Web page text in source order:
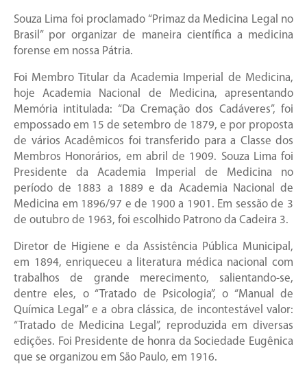
Souza Lima foi proclamado “Primaz da Medicina Legal no
Brasil” por organizar de maneira científica a medicina
forense em nossa Pátria.
Foi Membro Titular da Academia Imperial de Medicina,
hoje Academia Nacional de Medicina, apresentando
Memória intitulada: “Da Cremação dos Cadáveres”, foi
empossado em 15 de setembro de 1879, e por proposta
de vários Acadêmicos foi transferido para a Classe dos
Membros Honorários, em abril de 1909. Souza Lima foi
Presidente da Academia Imperial de Medicina no
período de 1883 a 1889 e da Academia Nacional de
Medicina em 1896/97 e de 1900 a 1901. Em sessão de 3
de outubro de 1963, foi escolhido Patrono da Cadeira 3.
Diretor de Higiene e da Assistência Pública Municipal,
em 1894, enriqueceu a literatura médica nacional com
trabalhos de grande merecimento, salientando-se,
dentre eles, o “Tratado de Psicologia”, o “Manual de
Química Legal” e a obra clássica, de incontestável valor:
“Tratado de Medicina Legal”, reproduzida em diversas
edições. Foi Presidente de honra da Sociedade Eugênica
que se organizou em São Paulo, em 1916.